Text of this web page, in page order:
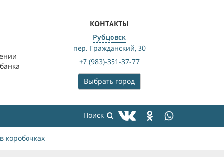
КОНТАКТЫ
Рубцовск
пер. Гражданский, 30
+7 (983)-351-37-77
Выбрать город
коробочках